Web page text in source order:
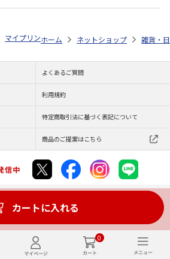
0
カートに入れる
マイプリント ビーンズ迷子札【ミニチュア
ホーム ネットショップ 雑貨・
よくあるご質問
利用規約
特定商取引法に基づく表記について
商品のご提案はこちら
信中